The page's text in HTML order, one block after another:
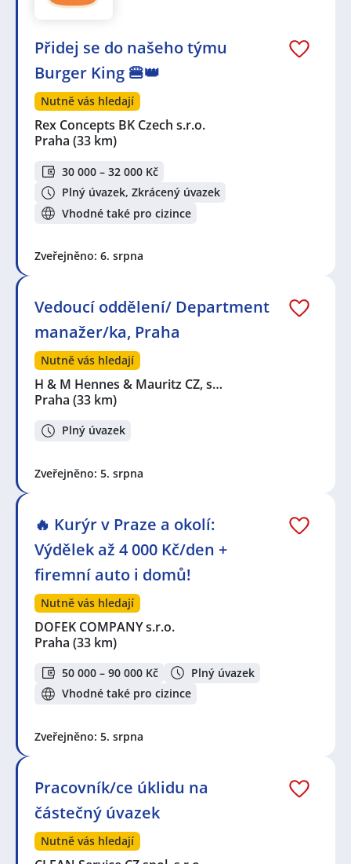
Přidej se do našeho týmu
Burger King 🍔👑
Nutně vás hledají
Rex Concepts BK Czech s.r.o.
Praha (33 km)
30 000 – 32 000 Kč
Plný úvazek, Zkrácený úvazek
Vhodné také pro cizince
Zveřejněno: 6. srpna
Vedoucí oddělení/ Department
manažer/ka, Praha
Nutně vás hledají
H & M Hennes & Mauritz CZ, s…
Praha (33 km)
Plný úvazek
Zveřejněno: 5. srpna
🔥 Kurýr v Praze a okolí:
Výdělek až 4 000 Kč/den +
firemní auto i domů!
Nutně vás hledají
DOFEK COMPANY s.r.o.
Praha (33 km)
50 000 – 90 000 Kč
Plný úvazek
Vhodné také pro cizince
Zveřejněno: 5. srpna
Pracovník/ce úklidu na
částečný úvazek
Nutně vás hledají